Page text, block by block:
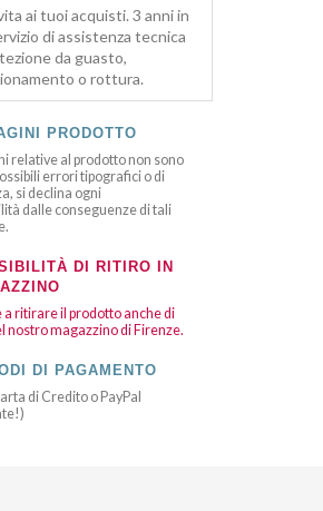
ai tuoi acquisti. 3 anni in
di assistenza tecnica
da guasto,
o rottura.
PRODOTTO
relative al prodotto non sono
errori tipografici o di
si declina ogni
dalle conseguenze di tali
DI RITIRO IN
a ritirare il prodotto anche di
nostro magazzino di Firenze.
DI PAGAMENTO
di Credito o PayPal